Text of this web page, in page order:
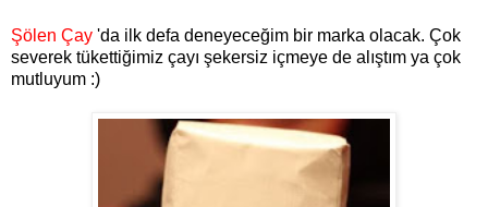
Şölen Çay 'da ilk defa deneyeceğim bir marka olacak. Çok
severek tükettiğimiz çayı şekersiz içmeye de alıştım ya çok
mutluyum :)